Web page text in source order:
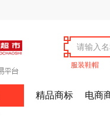
服装鞋帽
精品商标 电商